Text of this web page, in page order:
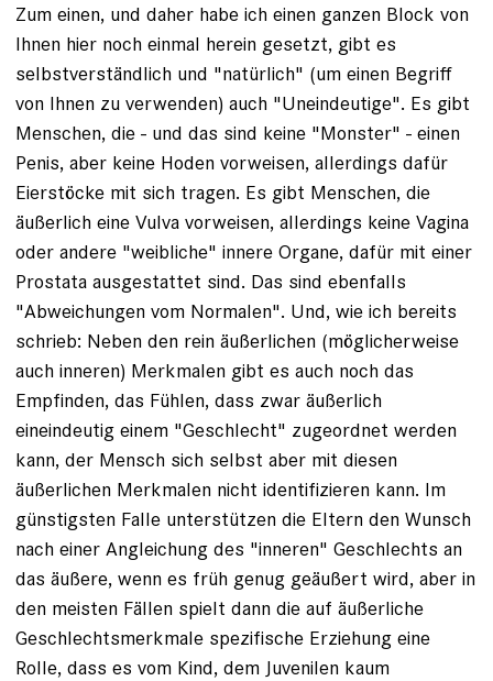
Zum einen, und daher habe ich einen ganzen Block von
Ihnen hier noch einmal herein gesetzt, gibt es
selbstverständlich und "natürlich" (um einen Begriff
von Ihnen zu verwenden) auch "Uneindeutige". Es gibt
Menschen, die - und das sind keine "Monster" - einen
Penis, aber keine Hoden vorweisen, allerdings dafür
Eierstöcke mit sich tragen. Es gibt Menschen, die
äußerlich eine Vulva vorweisen, allerdings keine Vagina
oder andere "weibliche" innere Organe, dafür mit einer
Prostata ausgestattet sind. Das sind ebenfalls
"Abweichungen vom Normalen". Und, wie ich bereits
schrieb: Neben den rein äußerlichen (möglicherweise
auch inneren) Merkmalen gibt es auch noch das
Empfinden, das Fühlen, dass zwar äußerlich
eineindeutig einem "Geschlecht" zugeordnet werden
kann, der Mensch sich selbst aber mit diesen
äußerlichen Merkmalen nicht identifizieren kann. Im
günstigsten Falle unterstützen die Eltern den Wunsch
nach einer Angleichung des "inneren" Geschlechts an
das äußere, wenn es früh genug geäußert wird, aber in
den meisten Fällen spielt dann die auf äußerliche
Geschlechtsmerkmale spezifische Erziehung eine
Rolle, dass es vom Kind, dem Juvenilen kaum